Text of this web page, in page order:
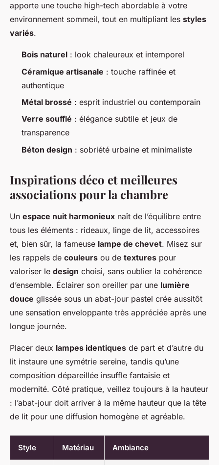
apporte une touche high-tech abordable à votre
environnement sommeil, tout en multipliant les styles
variés.
Bois naturel : look chaleureux et intemporel
Céramique artisanale : touche raffinée et
authentique
Métal brossé : esprit industriel ou contemporain
Verre soufflé : élégance subtile et jeux de
transparence
Béton design : sobriété urbaine et minimaliste
Inspirations déco et meilleures
associations pour la chambre
Un espace nuit harmonieux naît de l’équilibre entre
tous les éléments : rideaux, linge de lit, accessoires
et, bien sûr, la fameuse lampe de chevet. Misez sur
les rappels de couleurs ou de textures pour
valoriser le design choisi, sans oublier la cohérence
d’ensemble. Éclairer son oreiller par une lumière
douce glissée sous un abat-jour pastel crée aussitôt
une sensation enveloppante très appréciée après une
longue journée.
Placer deux lampes identiques de part et d’autre du
lit instaure une symétrie sereine, tandis qu’une
composition dépareillée insuffle fantaisie et
modernité. Côté pratique, veillez toujours à la hauteur
: l’abat-jour doit arriver à la même hauteur que la tête
de lit pour une diffusion homogène et agréable.
Style Matériau Ambiance